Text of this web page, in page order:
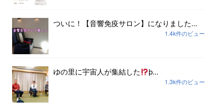
ついに！【音響免疫サロン】になりました...
1.4k件のビュー
ゆの里に宇宙人が集結した þ...
1.3k件のビュー